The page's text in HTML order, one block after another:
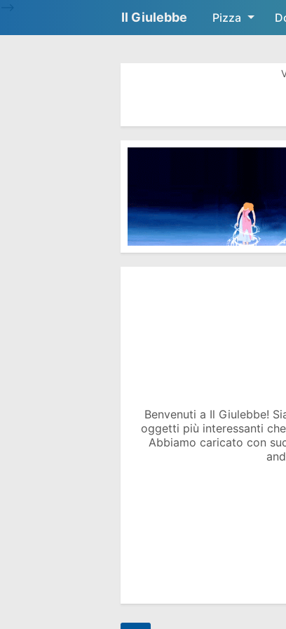
Il Giulebbe Pizza
Benvenuti a Il Giulebbe!
oggetti più interessanti
Abbiamo caricato con